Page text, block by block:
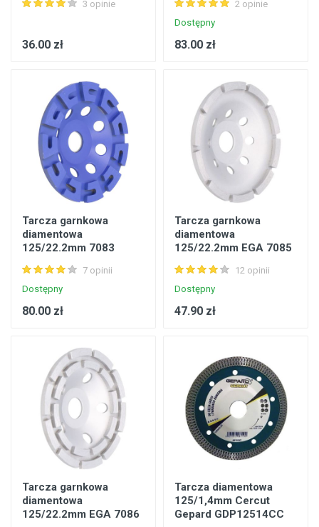
3 opinie
36.00 zł
2 opinie
Dostępny
83.00 zł
Tarcza garnkowa
diamentowa
125/22.2mm 7083
7 opinii
Dostępny
80.00 zł
Tarcza garnkowa
diamentowa
125/22.2mm EGA 7085
12 opinii
Dostępny
47.90 zł
Tarcza garnkowa
diamentowa
125/22.2mm EGA 7086
Tarcza diamentowa
125/1,4mm Cercut
Gepard GDP12514CC